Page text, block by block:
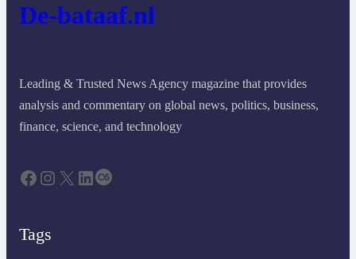
De-bataaf.nl
Leading & Trusted News Agency magazine that provides
analysis and commentary on global news, politics, business,
finance, science, and technology
Facebook Instagram X LinkedIn Last.fm
Tags